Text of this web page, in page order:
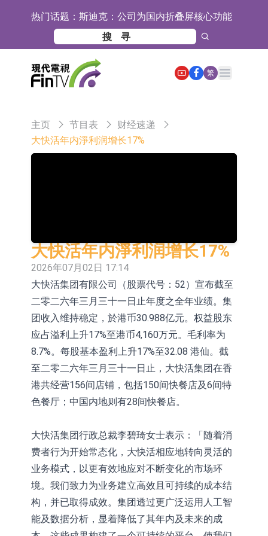
热门话题： 斯迪克：公司为国内折叠屏核心功能
材料供应商
恒瑞医药：公司已在中国获批上市26
款1类创新药、6款2类新药
聚辰股份：公司VPD芯片已顺利通过
目标客户的测试认证
上期所：7月份对11个实际控制关系
江总部物业服务项目
亚太股份：公司是零跑汽车和
场为主 并已取得欧美相关认证
上交所：财通多策略福鑫定期开放灵
活配置混合型发起式证券投资基金临
时停牌
上交所：景顺长城全球半导体芯片产
业股票型证券投资基金临时停牌
【异动股】港股跌幅榜前十，卡森国
际(00496.HK)跌22.40%，九福来
(08611.HK)跌21.01%
【异动股】港股涨幅榜前十，拿森科
技(02261.HK)涨+75.05%，辰兴发展
(02286.HK)涨+64.91%
神火股份：新疆神火铝水转化率已
100%
【异动股】焦炭Ⅲ板块下挫，陕西黑
猫(601015.CN)跌8.38%
浙江证监局对财通证券股份有限公司
【异动股】港股跌幅榜前十，九福来
(08611.HK)跌21.43%，天瑞汽车内饰
(06162.HK)跌18.44%
【异动股】港股涨幅榜前十，佳明集
团控股(01271.HK)涨+78.22%，拿森
科技(02261.HK)涨+64.11%
繁
Open main menu
主页 节目表
财经速递
大快活年内淨利润增长17%
大快活年内淨利润增长17%
2026年07月02日 17:14
大快活集团有限公司（股票代号：52）宣布截至
二零二六年三月三十一日止年度之全年业绩。集
团收入维持稳定，於港币30.988亿元。权益股东
应占溢利上升17%至港币4,160万元。毛利率为
8.7%。每股基本盈利上升17%至32.08 港仙。截
至二零二六年三月三十一日止，大快活集团在香
港共经营156间店铺，包括150间快餐店及6间特
色餐厅；中国内地则有28间快餐店。
大快活集团行政总裁李碧琦女士表示：「随着消
费者行为开始常态化，大快活相应地转向灵活的
业务模式，以更有效地应对不断变化的市场环
境。我们致力为业务建立高效且可持续的成本结
构，并已取得成效。集团透过更广泛运用人工智
能及数据分析，显着降低了其年内及未来的成